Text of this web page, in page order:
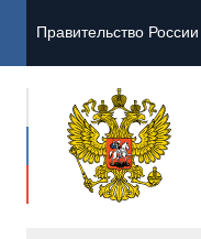
Правительство России